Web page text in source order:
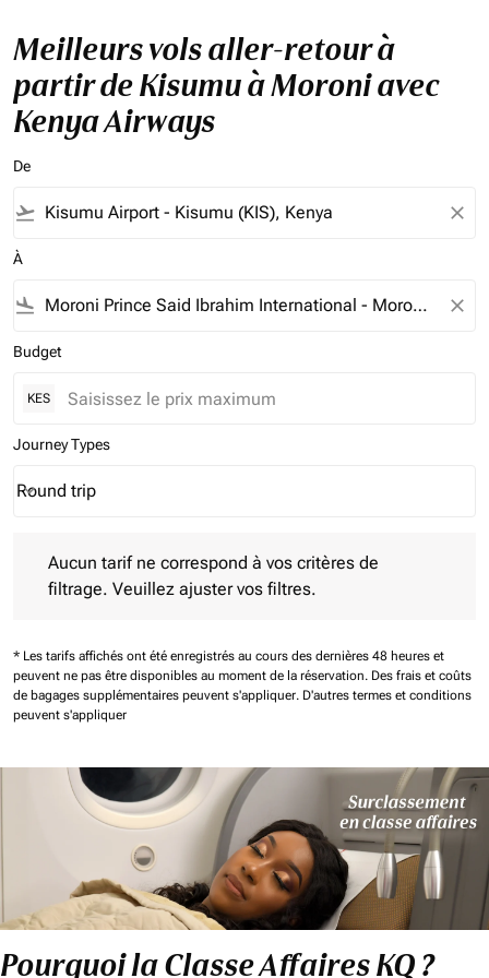
Meilleurs vols aller-retour à
partir de Kisumu à Moroni avec
Kenya Airways
De
flight_takeoff close
À
flight_land close
Budget
KES
Journey Types
Journey Types option Round trip Selected
Round trip
keyboard_arrow_down
Aucun tarif ne correspond à vos critères de
filtrage. Veuillez ajuster vos filtres.
* Les tarifs affichés ont été enregistrés au cours des dernières 48 heures et
peuvent ne pas être disponibles au moment de la réservation. Des frais et coûts
de bagages supplémentaires peuvent s'appliquer. D'autres termes et conditions
peuvent s'appliquer
Pourquoi la Classe Affaires KQ ?